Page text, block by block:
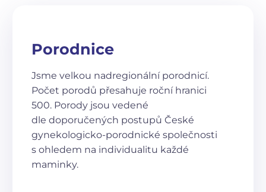
Porodnice
Jsme velkou nadregionální porodnicí.
Počet porodů přesahuje roční hranici
500. Porody jsou vedené
dle doporučených postupů České
gynekologicko-porodnické společnosti
s ohledem na individualitu každé
maminky.